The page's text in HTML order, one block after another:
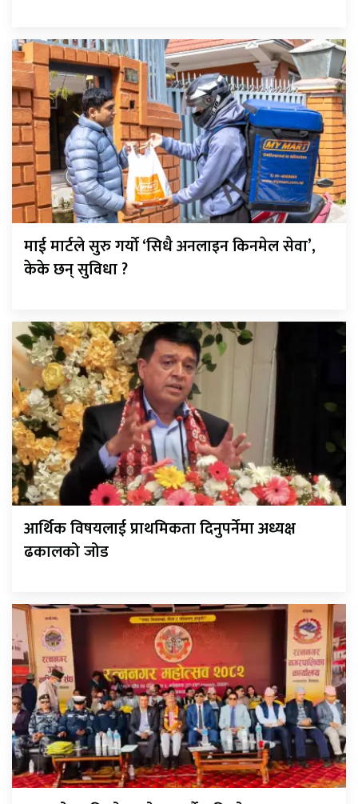
माई मार्टले सुरु गर्यो ‘सिधै अनलाइन किनमेल सेवा’,
केके छन् सुविधा ?
आर्थिक विषयलाई प्राथमिकता दिनुपर्नेमा अध्यक्ष
ढकालको जोड